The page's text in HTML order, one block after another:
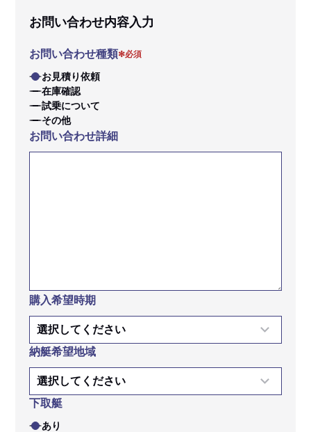
お問い合わせ内容入力
お問い合わせ種類✻必須
お見積り依頼
在庫確認
試乗について
その他
お問い合わせ詳細
購入希望時期
納艇希望地域
下取艇
あり